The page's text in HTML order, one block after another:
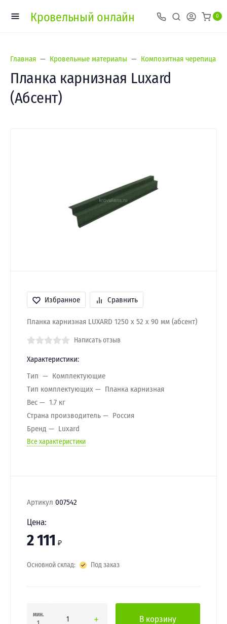
Кровельный онлайн 0
Главная Кровельные материалы Композитная черепица
Планка карнизная Luxard
(Абсент)
Избранное Сравнить
Планка карнизная LUXARD 1250 х 52 х 90 мм (абсент)
Написать отзыв
Характеристики:
Тип
Комплектующие
Тип комплектующих
Планка карнизная
Вес
1.7 кг
Страна производитель
Россия
Бренд
Luxard
Все характеристики
Артикул 007542
Цена:
2 111 ₽
Основной склад: Под заказ
мин.
В корзину